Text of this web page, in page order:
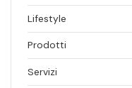
Lifestyle
Prodotti
Servizi